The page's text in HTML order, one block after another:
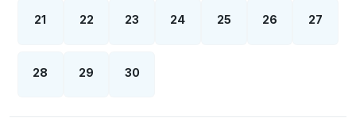
21 22 23 24 25 26 27
28 29 30